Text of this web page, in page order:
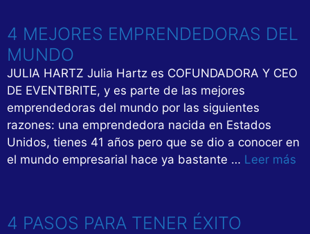
4 MEJORES EMPRENDEDORAS DEL
MUNDO
JULIA HARTZ Julia Hartz es COFUNDADORA Y CEO
DE EVENTBRITE, y es parte de las mejores
emprendedoras del mundo por las siguientes
razones: una emprendedora nacida en Estados
Unidos, tienes 41 años pero que se dio a conocer en
el mundo empresarial hace ya bastante … Leer más
4 PASOS PARA TENER ÉXITO